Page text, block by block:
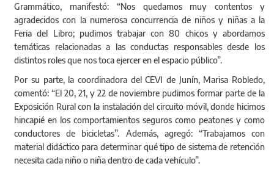
Grammático, manifestó: “Nos quedamos muy contentos y
agradecidos con la numerosa concurrencia de niños y niñas a la
Feria del Libro; pudimos trabajar con 80 chicos y abordamos
temáticas relacionadas a las conductas responsables desde los
distintos roles que nos toca ejercer en el espacio público”.
Por su parte, la coordinadora del CEVI de Junín, Marisa Robledo,
comentó: “El 20, 21, y 22 de noviembre pudimos formar parte de la
Exposición Rural con la instalación del circuito móvil, donde hicimos
hincapié en los comportamientos seguros como peatones y como
conductores de bicicletas”. Además, agregó: “Trabajamos con
material didáctico para determinar qué tipo de sistema de retención
necesita cada niño o niña dentro de cada vehículo”.